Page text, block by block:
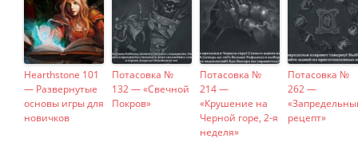
Hearthstone 101
— Развернутые
основы игры для
новичков
Потасовка №
132 — «Свечной
Покров»
Потасовка №
214 —
«Крушение на
Черной горе, 2-я
неделя»
Потасовка №
262 —
рецепт»